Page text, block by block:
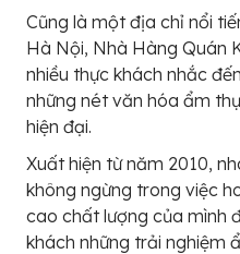
Cũng là một địa chỉ nổi
Hà Nội, Nhà Hàng Quán
nhiều thực khách nhắc
những nét văn hóa ẩm
hiện đại.
Xuất hiện từ năm 2010,
không ngừng trong việc
cao chất lượng của mình
khách những trải nghiệm